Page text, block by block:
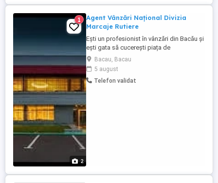
2
1
Agent Vânzări Național Divizia
Marcaje Rutiere
Ești un profesionist în vânzări din Bacău și
ești gata să cucerești piața de
infrastructură la nivel național? Căutăm un
coleg activ și dornic de deplasări pentru
promovarea soluțiilor noastre
profesionale de marcaj rutier (vopsele
Bacau, Bacau
5 august
Telefon validat